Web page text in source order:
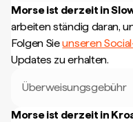
Morse ist derzeit in
arbeiten ständig daran,
Folgen Sieunseren
Updates zu erhalten.
Überweisungsgebühr
Morse ist derzeit in